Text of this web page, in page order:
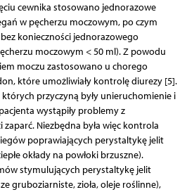
cewnika stosowano jednorazowe
w pęcherzu moczowym, po czym
konieczności jednorazowego
moczowym < 50 ml). Z powodu
moczu zastosowano u chorego
które umożliwiały kontrolę diurezy [5].
przyczyną były unieruchomienie i
wystąpiły problemy z
Niezbędna była więc kontrola
poprawiających perystaltykę jelit
okłady na powłoki brzuszne).
stymulujących perystaltykę jelit
gruboziarniste, zioła, oleje roślinne),